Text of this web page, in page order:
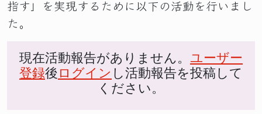
指す」を実現するために以下の活動を行いまし
た。
現在活動報告がありません。 ユーザー
登録後 ログイン し活動報告を投稿して
ください。